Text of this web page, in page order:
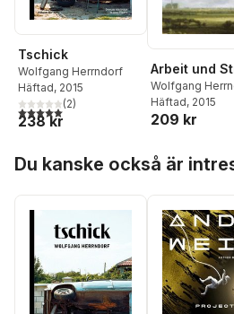
Tschick
Wolfgang Herrndorf
Häftad, 2015
5,0utav 5 stjärnor. Totalt antal röster:
(2)
238 kr
Arbeit und
Wolfgang
Häftad, 2015
209 kr
Du kanske också är